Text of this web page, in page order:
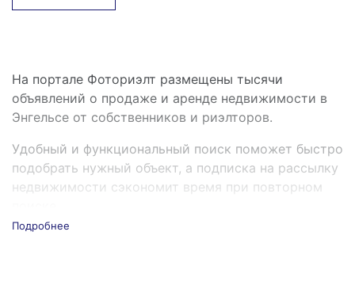
На портале Фоториэлт размещены тысячи
объявлений о продаже и аренде недвижимости в
Энгельсе от собственников и риэлторов.
Удобный и функциональный поиск поможет быстро
подобрать нужный объект, а подписка на рассылку
недвижимости сэкономит время при повторном
Если вы хотите продать или сдать недвижимость
Подробнее